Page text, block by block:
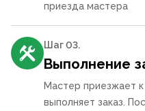
приезда мастера
Шаг 03.
Выполнение
Мастер приезжает
выполняет заказ.